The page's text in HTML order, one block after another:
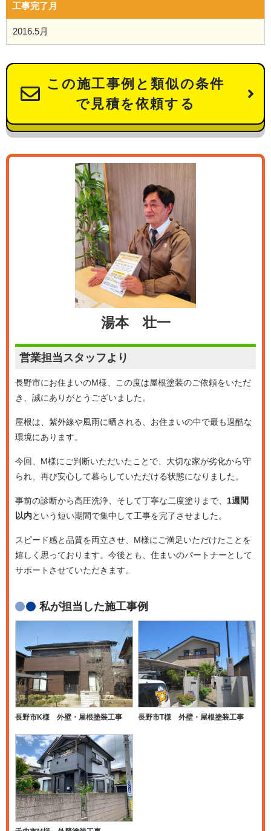
工事完了月
2016.5月
この施工事例と類似の条件
で見積を依頼する
湯本 壮一
営業担当スタッフより
長野市にお住まいのM様、この度は屋根塗装のご依頼をいただ
き、誠にありがとうございました。
屋根は、紫外線や風雨に晒される、お住まいの中で最も過酷な
環境にあります。
今回、M様にご判断いただいたことで、大切な家が劣化から守
られ、再び安心して暮らしていただける状態になりました。
事前の診断から高圧洗浄、そして丁寧な二度塗りまで、 1週間
以内という短い期間で集中して工事を完了させました。
スピード感と品質を両立させ、M様にご満足いただけたことを
嬉しく思っております。今後とも、住まいのパートナーとして
サポートさせていただきます。
私が担当した施工事例
長野市K様 外壁・屋根塗装工事 長野市T様 外壁・屋根塗装工事